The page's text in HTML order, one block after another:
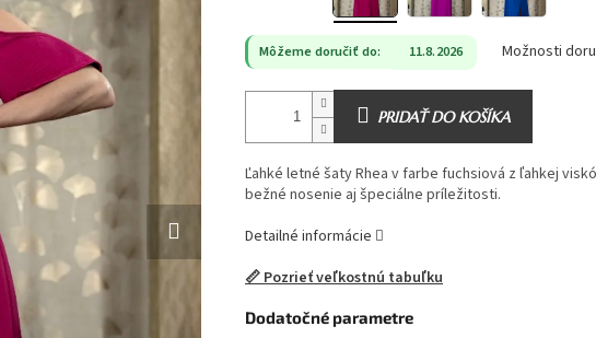
Môžeme doručiť do: 11.8.2026 Možnosti
PRIDAŤ DO KOŠÍKA
Ľahké letné šaty Rhea v farbe fuchsiová z ľahkej
bežné nosenie aj špeciálne príležitosti.
Detailné informácie
📏 Pozrieť veľkostnú tabuľku
Dodatočné parametre